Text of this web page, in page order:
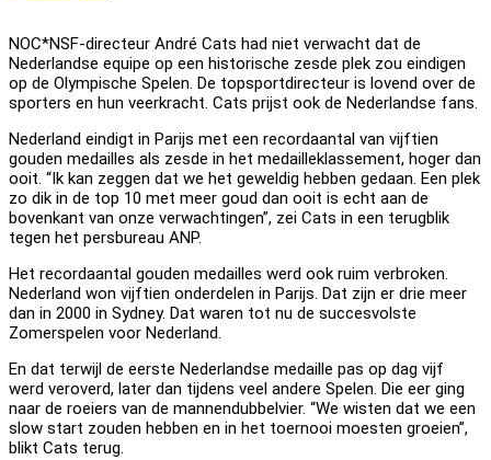
NOC*NSF-directeur André Cats had niet verwacht dat de
Nederlandse equipe op een historische zesde plek zou eindigen
op de Olympische Spelen. De topsportdirecteur is lovend over de
sporters en hun veerkracht. Cats prijst ook de Nederlandse fans.
Nederland eindigt in Parijs met een recordaantal van vijftien
gouden medailles als zesde in het medailleklassement, hoger dan
ooit. “Ik kan zeggen dat we het geweldig hebben gedaan. Een plek
zo dik in de top 10 met meer goud dan ooit is echt aan de
bovenkant van onze verwachtingen”, zei Cats in een terugblik
tegen het persbureau ANP.
Het recordaantal gouden medailles werd ook ruim verbroken.
Nederland won vijftien onderdelen in Parijs. Dat zijn er drie meer
dan in 2000 in Sydney. Dat waren tot nu de succesvolste
Zomerspelen voor Nederland.
En dat terwijl de eerste Nederlandse medaille pas op dag vijf
werd veroverd, later dan tijdens veel andere Spelen. Die eer ging
naar de roeiers van de mannendubbelvier. “We wisten dat we een
slow start zouden hebben en in het toernooi moesten groeien”,
blikt Cats terug.